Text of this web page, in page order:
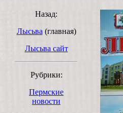
Назад:
Лысьва (главная)
Лысьва сайт
Рубрики:
Пермские
новости